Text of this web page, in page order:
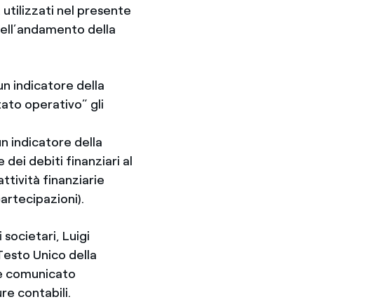
utilizzati nel presente
della
indicatore della
operativo” gli
indicatore della
dei debiti finanziari al
finanziarie
Luigi
Unico della
comunicato
contabili.